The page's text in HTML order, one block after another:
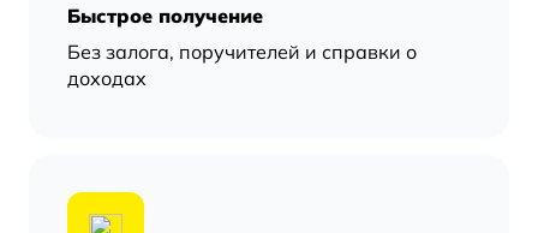
Быстрое получение
Без залога, поручителей и справки о
доходах